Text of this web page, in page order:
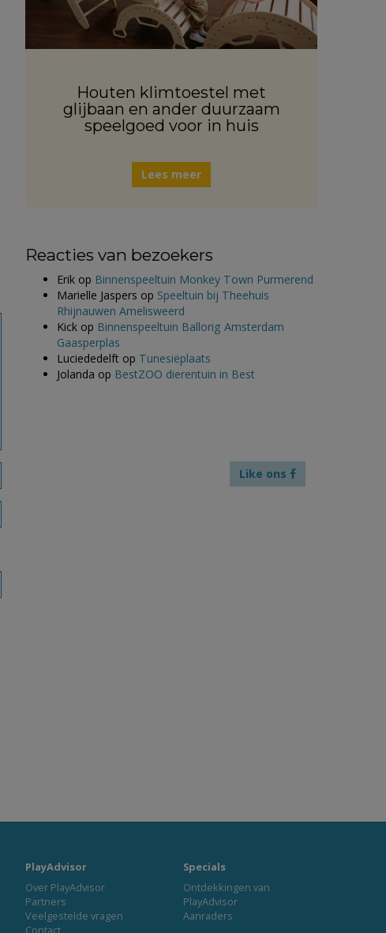
Houten klimtoestel met
glijbaan en ander duurzaam
speelgoed voor in huis
Lees meer
Reacties van bezoekers
Erik op Binnenspeeltuin Monkey Town Purmerend
Marielle Jaspers op Speeltuin bij Theehuis
Rhijnauwen Amelisweerd
Kick op Binnenspeeltuin Ballorig Amsterdam
Gaasperplas
Luciededelft op Tunesiëplaats
Jolanda op BestZOO dierentuin in Best
Like ons
PlayAdvisor
Over PlayAdvisor
Partners
Veelgestelde vragen
Contact
Specials
Ontdekkingen van
PlayAdvisor
Aanraders